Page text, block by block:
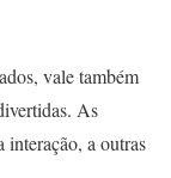
vale também
As
interação, a outras